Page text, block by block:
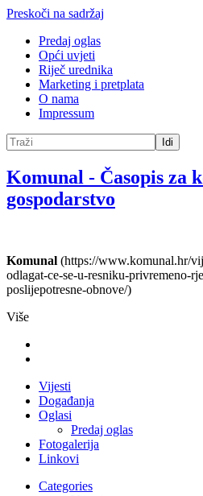
Preskoči na sadržaj
Predaj oglas
Opći uvjeti
Riječ urednika
Marketing i pretplata
O nama
Impressum
Idi
Komunal - Časopis za
gospodarstvo
Komunal (https://www.komunal.hr/
odlagat-ce-se-u-resniku-privremeno-
poslijepotresne-obnove/)
Više
Vijesti
Događanja
Oglasi
Predaj oglas
Fotogalerija
Linkovi
Categories